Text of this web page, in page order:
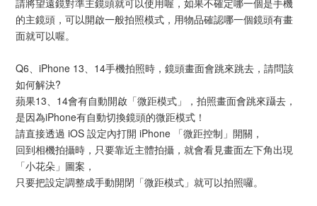
的主鏡頭，可以開啟一般拍照模式，用物品確認哪一個鏡頭有畫
面就可以喔。
Q6、iPhone 13、14手機拍照時，鏡頭畫面會跳來跳去，請問該
如何解決?
蘋果13、14會有自動開啟「微距模式」，拍照畫面會跳來躡去，
是因為iPhone有自動切換鏡頭的微距模式！
請直接透過 iOS 設定內打開 iPhone 「微距控制」開關，
回到相機拍攝時，只要靠近主體拍攝，就會看見畫面左下角出現
「小花朵」圖案，
只要把設定調整成手動開閉「微距模式」就可以拍照囉。